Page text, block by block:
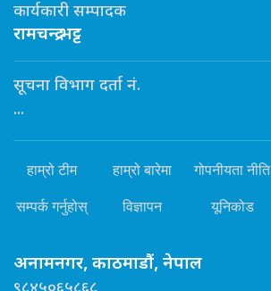
कार्यकारी सम्पादक
रामचन्द्र भट्ट
सूचना विभाग दर्ता नं.
...
हाम्रो टीम हाम्रो बारेमा गोपनीयता नीति
सम्पर्क गर्नुहोस् विज्ञापन यूनिकोड
अनामनगर, काठमाडौं, नेपाल